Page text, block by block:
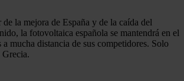
de la mejora de España y de la caída del
la fotovoltaica española se mantendrá en el
mucha distancia de sus competidores. Solo
Grecia.